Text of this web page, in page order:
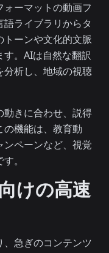
ーマットの動画フ
ライブラリからタ
ーンや文化的文脈
。AIは自然な翻訳
分析し、地域の視聴
動きに合わせ、説得
の機能は、教育動
ペーンなど、視覚
。
けの高速
、急ぎのコンテンツ